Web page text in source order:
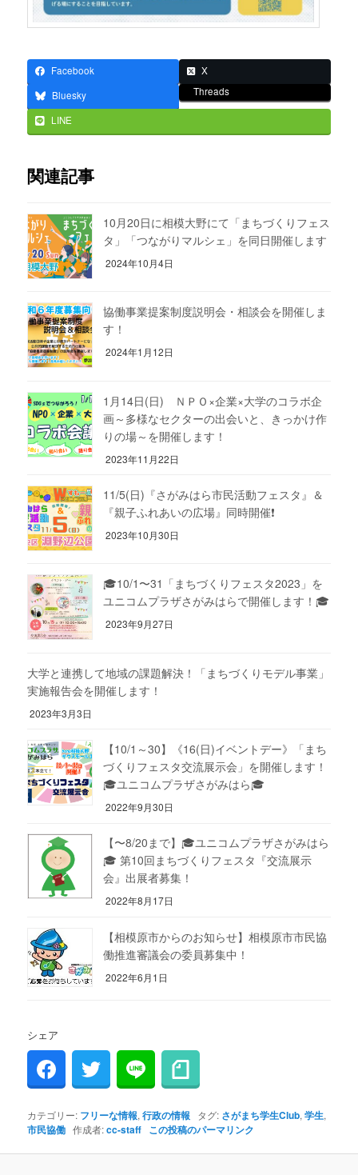
Facebook
X
Bluesky
Threads
LINE
関連記事
10月20日に相模大野にて「まちづくりフェス
タ」「つながりマルシェ」を同日開催します
2024年10月4日
協働事業提案制度説明会・相談会を開催しま
す！
2024年1月12日
1月14日(日) ＮＰＯ×企業×大学のコラボ企
画～多様なセクターの出会いと、きっかけ作
りの場～を開催します！
2023年11月22日
11/5(日)『さがみはら市民活動フェスタ』＆
『親子ふれあいの広場』同時開催❗
2023年10月30日
🎓10/1〜31「まちづくりフェスタ2023」を
ユニコムプラザさがみはらで開催します！🎓
2023年9月27日
大学と連携して地域の課題解決！「まちづくりモデル事業」
実施報告会を開催します！
2023年3月3日
【10/1～30】《16(日)イベントデー》「まち
づくりフェスタ交流展示会」を開催します！
🎓ユニコムプラザさがみはら🎓
2022年9月30日
【〜8/20まで】🎓ユニコムプラザさがみはら
🎓 第10回まちづくりフェスタ『交流展示
会』出展者募集！
2022年8月17日
【相模原市からのお知らせ】相模原市市民協
働推進審議会の委員募集中！
2022年6月1日
シェア
カテゴリー: フリーな情報,行政の情報 タグ: さがまち学生Club,学生,
市民協働 作成者:cc-staff この投稿のパーマリンク